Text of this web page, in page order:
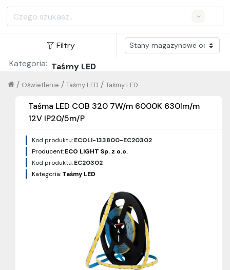
Search
Filtry
Kategoria: Taśmy LED
Taśmy LED
/
Taśmy LED
/
Oświetlenie
/
Taśma LED COB 320 7W/m 6000K 630lm/m
12V IP20/5m/P
Kod produktu:ECOLI-133800-EC20302
Producent:ECO LIGHT Sp. z o.o.
Kod produktu:EC20302
Kategoria:Taśmy LED